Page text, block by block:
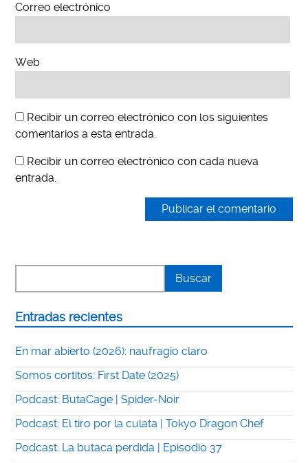
Correo electrónico
Web
Recibir un correo electrónico con los siguientes
comentarios a esta entrada.
Recibir un correo electrónico con cada nueva
entrada.
Entradas recientes
En mar abierto (2026): naufragio claro
Somos cortitos: First Date (2025)
Podcast: ButaCage | Spider-Noir
Podcast: El tiro por la culata | Tokyo Dragon Chef
Podcast: La butaca perdida | Episodio 37